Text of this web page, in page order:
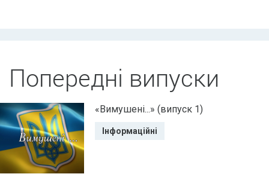
Попередні випуски
«Вимушені...» (випуск 1)
Інформаційні